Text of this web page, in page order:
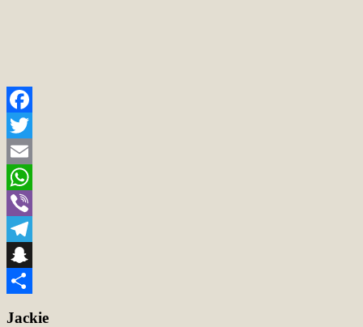
Facebook
Twitter
Email
WhatsApp
Viber
Telegram
Snapchat
Jackie